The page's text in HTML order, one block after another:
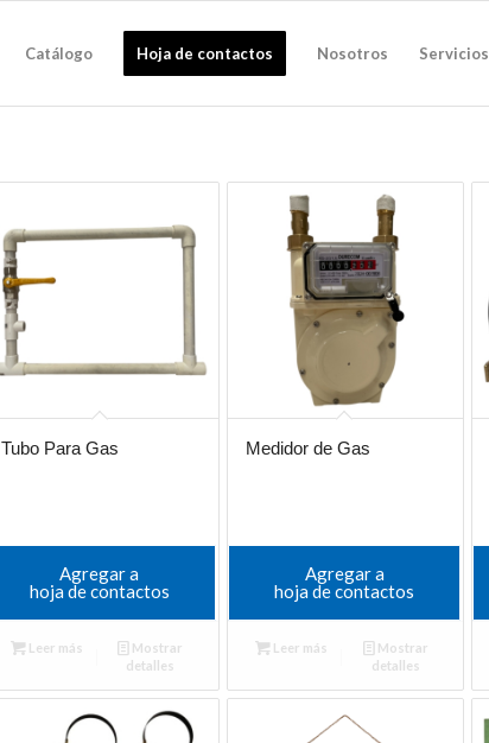
Catálogo Hoja de contactos Nosotros Servicios
Tubo Para Gas
Agregar a
hoja de contactos
Leer más
Mostrar
detalles
Medidor de Gas
Agregar a
hoja de contactos
Leer más
Mostrar
detalles